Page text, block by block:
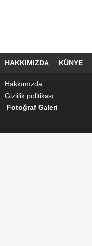
HAKKIMIZDA KÜNYE
Hakkımızda
Gizlilik politikası
Fotoğraf Galeri